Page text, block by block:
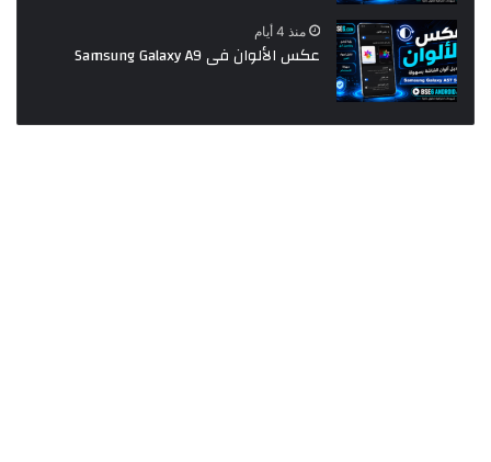
منذ 4 أيام
عكس الألوان فى Samsung Galaxy A9